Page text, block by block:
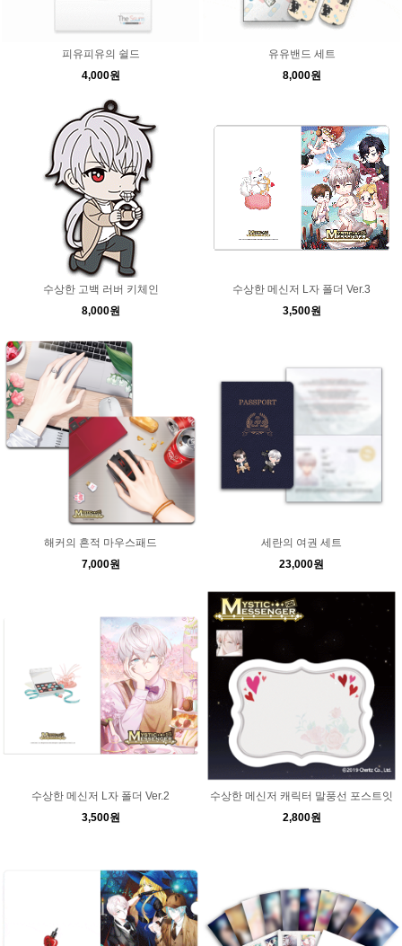
피유피유의 쉴드
4,000원
유유밴드 세트
8,000원
수상한 고백 러버 키체인
8,000원
수상한 메신저 L자 폴더 Ver.3
3,500원
해커의 흔적 마우스패드
7,000원
세란의 여권 세트
23,000원
수상한 메신저 L자 폴더 Ver.2
3,500원
수상한 메신저 캐릭터 말풍선 포스트잇
2,800원